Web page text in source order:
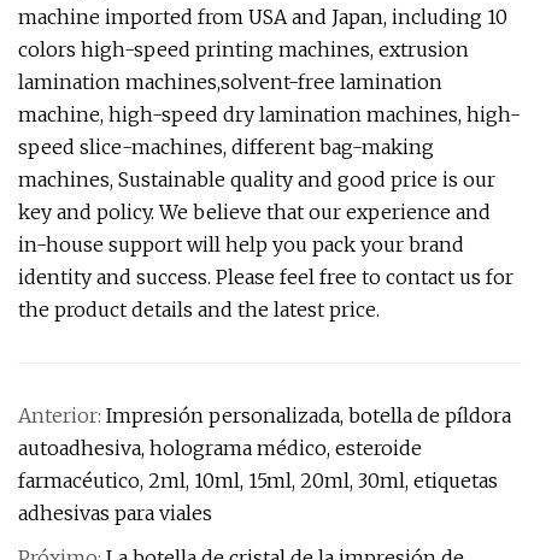
machine imported from USA and Japan, including 10
colors high-speed printing machines, extrusion
lamination machines,solvent-free lamination
machine, high-speed dry lamination machines, high-
speed slice-machines, different bag-making
machines, Sustainable quality and good price is our
key and policy. We believe that our experience and
in-house support will help you pack your brand
identity and success. Please feel free to contact us for
the product details and the latest price.
Anterior: Impresión personalizada, botella de píldora
autoadhesiva, holograma médico, esteroide
farmacéutico, 2ml, 10ml, 15ml, 20ml, 30ml, etiquetas
adhesivas para viales